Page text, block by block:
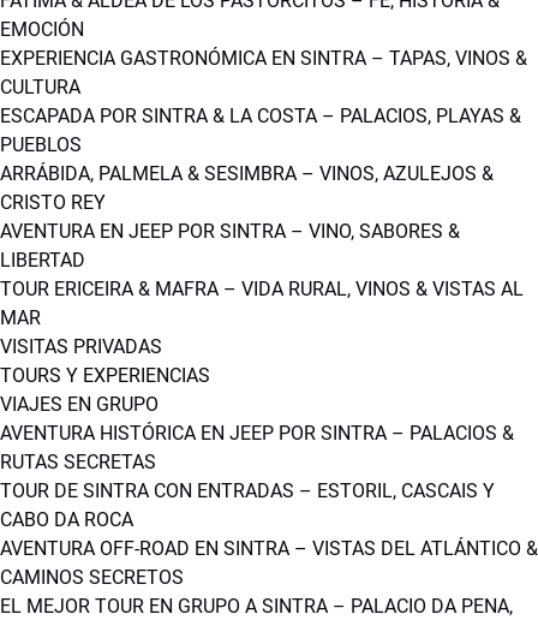
EMOCIÓN
EXPERIENCIA GASTRONÓMICA EN SINTRA – TAPAS, VINOS &
CULTURA
ESCAPADA POR SINTRA & LA COSTA – PALACIOS, PLAYAS &
PUEBLOS
ARRÁBIDA, PALMELA & SESIMBRA – VINOS, AZULEJOS &
CRISTO REY
AVENTURA EN JEEP POR SINTRA – VINO, SABORES &
LIBERTAD
TOUR ERICEIRA & MAFRA – VIDA RURAL, VINOS & VISTAS AL
MAR
VISITAS PRIVADAS
TOURS Y EXPERIENCIAS
VIAJES EN GRUPO
AVENTURA HISTÓRICA EN JEEP POR SINTRA – PALACIOS &
RUTAS SECRETAS
TOUR DE SINTRA CON ENTRADAS – ESTORIL, CASCAIS Y
CABO DA ROCA
AVENTURA OFF-ROAD EN SINTRA – VISTAS DEL ATLÁNTICO &
CAMINOS SECRETOS
EL MEJOR TOUR EN GRUPO A SINTRA – PALACIO DA PENA,